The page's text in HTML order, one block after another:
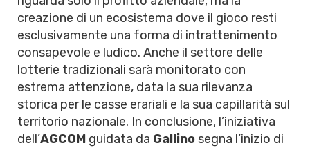
creazione di un ecosistema dove il gioco resti
esclusivamente una forma di intrattenimento
consapevole e ludico. Anche il settore delle
lotterie tradizionali sarà monitorato con
estrema attenzione, data la sua rilevanza
storica per le casse erariali e la sua capillarità sul
territorio nazionale. In conclusione, l’iniziativa
dell’AGCOM guidata da Gallino segna l’inizio di